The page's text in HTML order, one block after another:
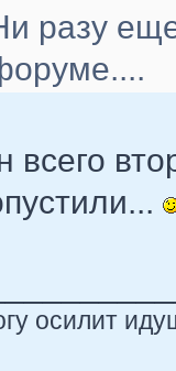
разу
всего
осилит